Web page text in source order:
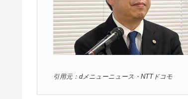
引用元：dメニューニュース・NTTドコモ